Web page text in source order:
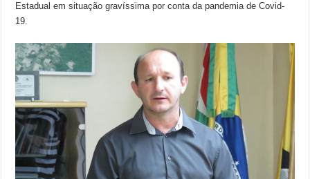
Estadual em situação gravíssima por conta da pandemia de Covid-
19.